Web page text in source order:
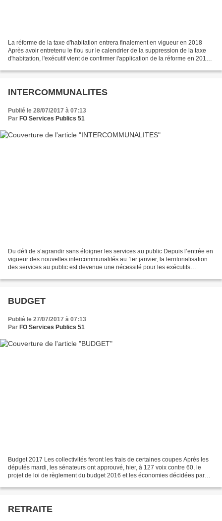
La réforme de la taxe d'habitation entrera finalement en vigueur en 2018
Après avoir entretenu le flou sur le calendrier de la suppression de la taxe
d'habitation, l'exécutif vient de confirmer l'application de la réforme en 2018.
INTERCOMMUNALITES
Publié le 28/07/2017 à 07:13
Par FO Services Publics 51
Du défi de s’agrandir sans éloigner les services au public Depuis l’entrée en
vigueur des nouvelles intercommunalités au 1er janvier, la territorialisation
des services au public est devenue une nécessité pour les exécutifs
BUDGET
Publié le 27/07/2017 à 07:13
Par FO Services Publics 51
Budget 2017 Les collectivités feront les frais de certaines coupes Après les
députés mardi, les sénateurs ont approuvé, hier, à 127 voix contre 60, le
projet de loi de règlement du budget 2016 et les économies décidées par
RETRAITE